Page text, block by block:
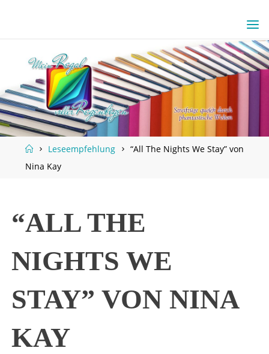
HomeLeseempfehlung
“All The Nights We Stay” von
Nina Kay
“ALL THE
NIGHTS WE
STAY” VON NINA
KAY